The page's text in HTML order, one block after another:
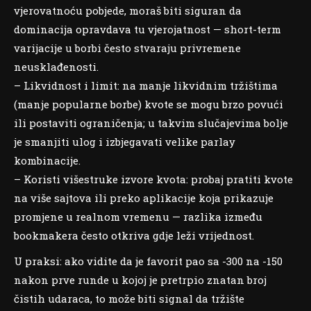
vjerovatnoću pobjede, moraš biti siguran da
dominacija opravdava tu vjerojatnost — short-term
varijacije u borbi često stvaraju privremene
neusklađenosti.
– Likvidnost i limit: na manje likvidnim tržištima
(manje popularne borbe) kvote se mogu brzo povući
ili postaviti ograničenja; u takvim slučajevima bolje
je smanjiti ulog i izbjegavati velike parlay
kombinacije.
– Koristi višestruke izvore kvota: probaj pratiti kvote
na više sajtova ili preko aplikacije koja prikazuje
promjene u realnom vremenu — razlika između
bookmakera često otkriva gdje leži vrijednost.
U praksi: ako vidite da je favorit pao sa -300 na -150
nakon prve runde u kojoj je pretrpio znatan broj
čistih udaraca, to može biti signal da tržište